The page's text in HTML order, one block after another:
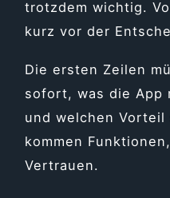
trotzdem wichtig.
kurz vor der
Die ersten Zeilen
sofort, was die App
und welchen
kommen
Vertrauen.